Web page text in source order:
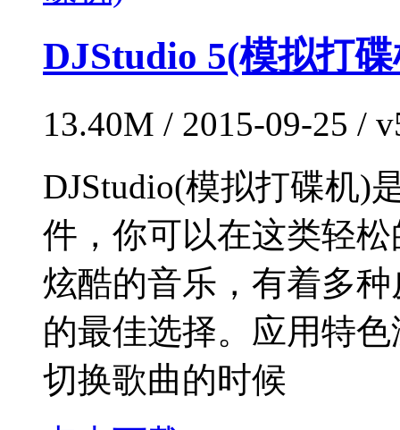
DJStudio 5(模拟打
13.40M / 2015-09-25 /
DJStudio(模拟打碟机)
件，你可以在这类轻
炫酷的音乐，有着多
的最佳选择。应用特
切换歌曲的时候